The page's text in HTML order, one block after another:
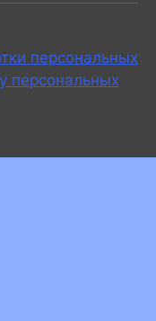
персональных
персональных